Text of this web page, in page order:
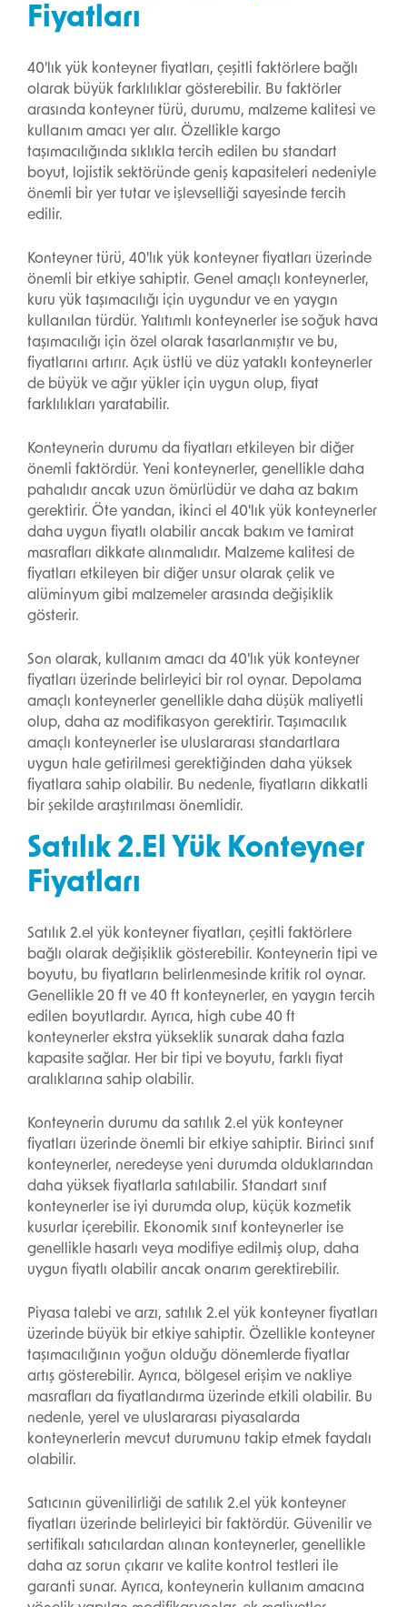
Fiyatları
40'lık yük konteyner fiyatları, çeşitli faktörlere bağlı
olarak büyük farklılıklar gösterebilir. Bu faktörler
arasında konteyner türü, durumu, malzeme kalitesi ve
kullanım amacı yer alır. Özellikle kargo
taşımacılığında sıklıkla tercih edilen bu standart
boyut, lojistik sektöründe geniş kapasiteleri nedeniyle
önemli bir yer tutar ve işlevselliği sayesinde tercih
edilir.
Konteyner türü, 40'lık yük konteyner fiyatları üzerinde
önemli bir etkiye sahiptir. Genel amaçlı konteynerler,
kuru yük taşımacılığı için uygundur ve en yaygın
kullanılan türdür. Yalıtımlı konteynerler ise soğuk hava
taşımacılığı için özel olarak tasarlanmıştır ve bu,
fiyatlarını artırır. Açık üstlü ve düz yataklı konteynerler
de büyük ve ağır yükler için uygun olup, fiyat
farklılıkları yaratabilir.
Konteynerin durumu da fiyatları etkileyen bir diğer
önemli faktördür. Yeni konteynerler, genellikle daha
pahalıdır ancak uzun ömürlüdür ve daha az bakım
gerektirir. Öte yandan, ikinci el 40'lık yük konteynerler
daha uygun fiyatlı olabilir ancak bakım ve tamirat
masrafları dikkate alınmalıdır. Malzeme kalitesi de
fiyatları etkileyen bir diğer unsur olarak çelik ve
alüminyum gibi malzemeler arasında değişiklik
gösterir.
Son olarak, kullanım amacı da 40'lık yük konteyner
fiyatları üzerinde belirleyici bir rol oynar. Depolama
amaçlı konteynerler genellikle daha düşük maliyetli
olup, daha az modifikasyon gerektirir. Taşımacılık
amaçlı konteynerler ise uluslararası standartlara
uygun hale getirilmesi gerektiğinden daha yüksek
fiyatlara sahip olabilir. Bu nedenle, fiyatların dikkatli
bir şekilde araştırılması önemlidir.
Satılık 2.El Yük Konteyner
Fiyatları
Satılık 2.el yük konteyner fiyatları, çeşitli faktörlere
bağlı olarak değişiklik gösterebilir. Konteynerin tipi ve
boyutu, bu fiyatların belirlenmesinde kritik rol oynar.
Genellikle 20 ft ve 40 ft konteynerler, en yaygın tercih
edilen boyutlardır. Ayrıca, high cube 40 ft
konteynerler ekstra yükseklik sunarak daha fazla
kapasite sağlar. Her bir tipi ve boyutu, farklı fiyat
aralıklarına sahip olabilir.
Konteynerin durumu da satılık 2.el yük konteyner
fiyatları üzerinde önemli bir etkiye sahiptir. Birinci sınıf
konteynerler, neredeyse yeni durumda olduklarından
daha yüksek fiyatlarla satılabilir. Standart sınıf
konteynerler ise iyi durumda olup, küçük kozmetik
kusurlar içerebilir. Ekonomik sınıf konteynerler ise
genellikle hasarlı veya modifiye edilmiş olup, daha
uygun fiyatlı olabilir ancak onarım gerektirebilir.
Piyasa talebi ve arzı, satılık 2.el yük konteyner fiyatları
üzerinde büyük bir etkiye sahiptir. Özellikle konteyner
taşımacılığının yoğun olduğu dönemlerde fiyatlar
artış gösterebilir. Ayrıca, bölgesel erişim ve nakliye
masrafları da fiyatlandırma üzerinde etkili olabilir. Bu
nedenle, yerel ve uluslararası piyasalarda
konteynerlerin mevcut durumunu takip etmek faydalı
olabilir.
Satıcının güvenilirliği de satılık 2.el yük konteyner
fiyatları üzerinde belirleyici bir faktördür. Güvenilir ve
sertifikalı satıcılardan alınan konteynerler, genellikle
daha az sorun çıkarır ve kalite kontrol testleri ile
garanti sunar. Ayrıca, konteynerin kullanım amacına